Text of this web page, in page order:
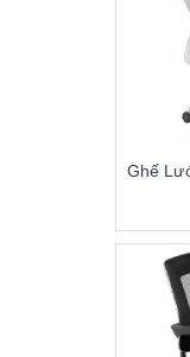
phòng
khác
Ghế
Ghế